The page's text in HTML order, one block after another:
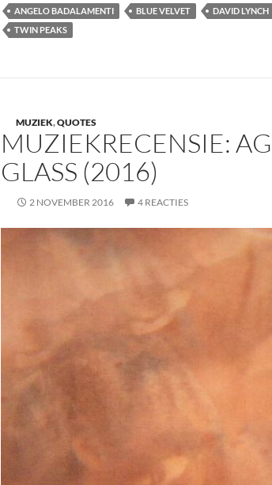
ANGELO BADALAMENTI BLUE VELVET DAVID LYNCH
TWIN PEAKS
MUZIEK,QUOTES
MUZIEKRECENSIE:
GLASS (2016)
2 NOVEMBER 2016 4 REACTIES